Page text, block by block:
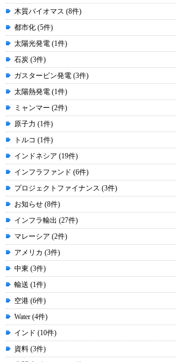
木質バイオマス (8件)
都市化 (5件)
太陽光発電 (1件)
石炭 (3件)
ガスタービン発電 (3件)
太陽熱発電 (1件)
ミャンマー (2件)
原子力 (1件)
トルコ (1件)
インドネシア (19件)
インフラファンド (6件)
プロジェクトファイナンス (3件)
お知らせ (8件)
インフラ輸出 (27件)
マレーシア (2件)
アメリカ (3件)
中東 (3件)
輸送 (1件)
空港 (6件)
Water (4件)
インド (10件)
資料 (3件)